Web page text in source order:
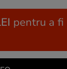
pentru a fi